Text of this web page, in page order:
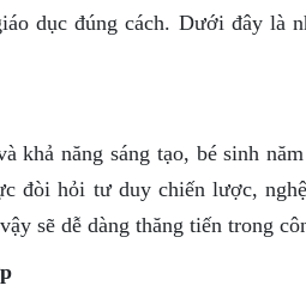
dục đúng cách. Dưới đây là
khả năng sáng tạo, bé sinh
đòi hỏi tư duy chiến lược,
sẽ dễ dàng thăng tiến trong